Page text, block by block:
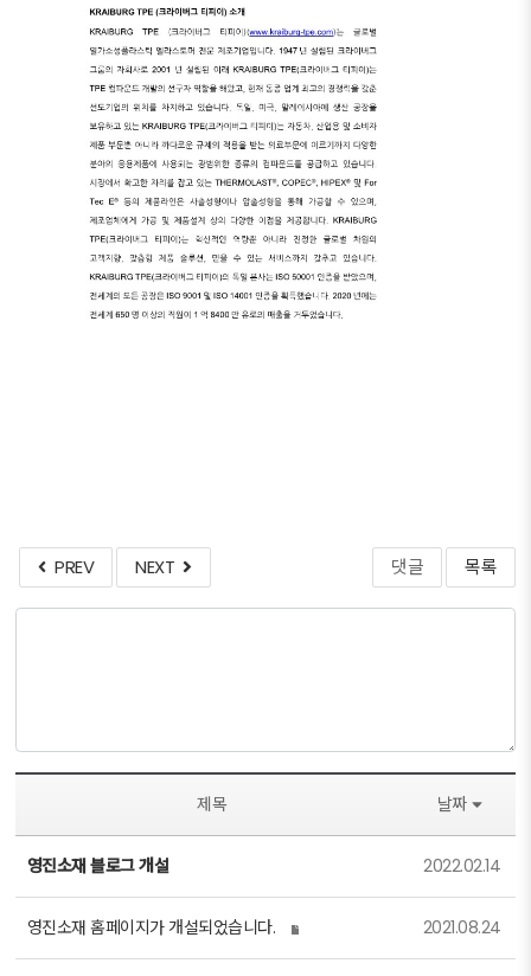
PREV NEXT 댓글 목록
제목 날짜
영진소재 블로그 개설 2022.02.14
영진소재 홈페이지가 개설되었습니다. 2021.08.24